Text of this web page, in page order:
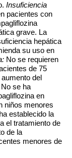
Insuficiencia
pacientes con
grave. La
hepática
su uso en
No se requieren
de 75
del
No se ha
en
niños menores
establecido la
el tratamiento de
de la
menores de